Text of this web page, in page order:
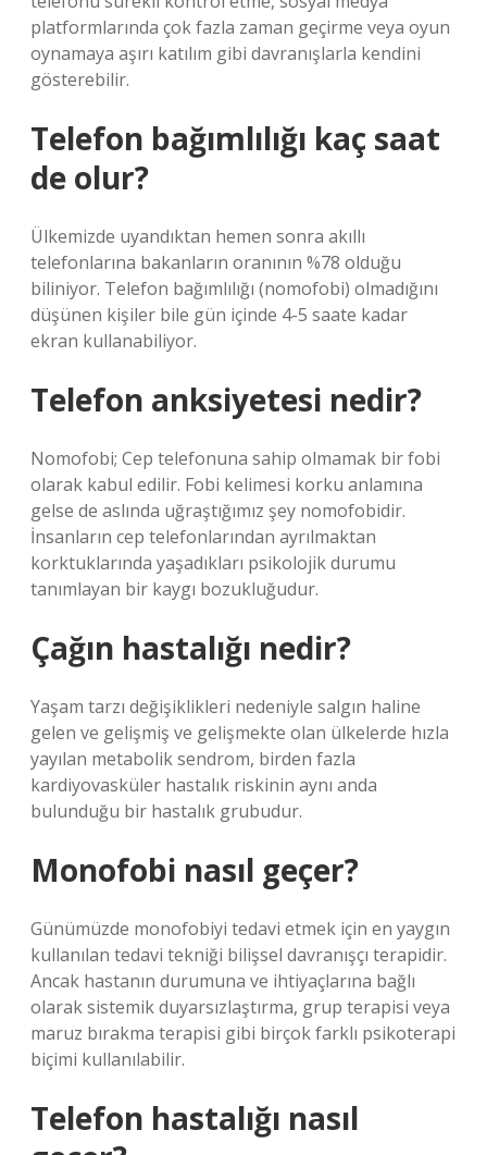
platformlarında çok fazla zaman geçirme veya oyun
oynamaya aşırı katılım gibi davranışlarla kendini
gösterebilir.
Telefon bağımlılığı kaç saat
de olur?
Ülkemizde uyandıktan hemen sonra akıllı
telefonlarına bakanların oranının %78 olduğu
biliniyor. Telefon bağımlılığı (nomofobi) olmadığını
düşünen kişiler bile gün içinde 4-5 saate kadar
ekran kullanabiliyor.
Telefon anksiyetesi nedir?
Nomofobi; Cep telefonuna sahip olmamak bir fobi
olarak kabul edilir. Fobi kelimesi korku anlamına
gelse de aslında uğraştığımız şey nomofobidir.
İnsanların cep telefonlarından ayrılmaktan
korktuklarında yaşadıkları psikolojik durumu
tanımlayan bir kaygı bozukluğudur.
Çağın hastalığı nedir?
Yaşam tarzı değişiklikleri nedeniyle salgın haline
gelen ve gelişmiş ve gelişmekte olan ülkelerde hızla
yayılan metabolik sendrom, birden fazla
kardiyovasküler hastalık riskinin aynı anda
bulunduğu bir hastalık grubudur.
Monofobi nasıl geçer?
Günümüzde monofobiyi tedavi etmek için en yaygın
kullanılan tedavi tekniği bilişsel davranışçı terapidir.
Ancak hastanın durumuna ve ihtiyaçlarına bağlı
olarak sistemik duyarsızlaştırma, grup terapisi veya
maruz bırakma terapisi gibi birçok farklı psikoterapi
biçimi kullanılabilir.
Telefon hastalığı nasıl